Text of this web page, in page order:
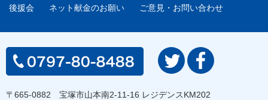
後援会 ネット献金のお願い ご意見・お問い合わせ
〒665-0882 宝塚市山本南2-11-16 レジデンスKM202